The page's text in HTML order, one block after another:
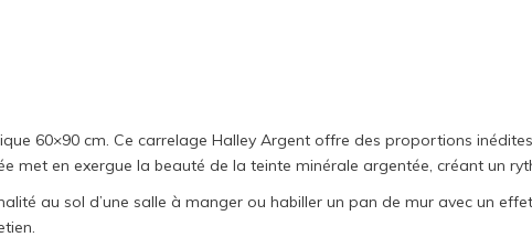
60×90 cm. Ce carrelage Halley Argent offre des proportions
met en exergue la beauté de la teinte minérale argentée, créant un
au sol d’une salle à manger ou habiller un pan de mur avec un